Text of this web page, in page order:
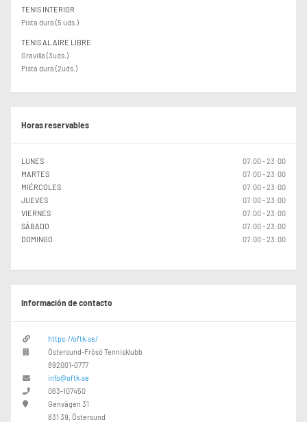
TENIS INTERIOR
Pista dura (5 uds.)
TENIS AL AIRE LIBRE
Gravilla (3uds.)
Pista dura (2uds.)
Horas reservables
LUNES
07:00 - 23:00
MARTES
07:00 - 23:00
MIÉRCOLES
07:00 - 23:00
JUEVES
07:00 - 23:00
VIERNES
07:00 - 23:00
SÁBADO
07:00 - 23:00
DOMINGO
07:00 - 23:00
Información de contacto
https://oftk.se/
Östersund-Frösö Tennisklubb
892001-0777
info@oftk.se
063-107450
Genvägen 31
831 39, Östersund